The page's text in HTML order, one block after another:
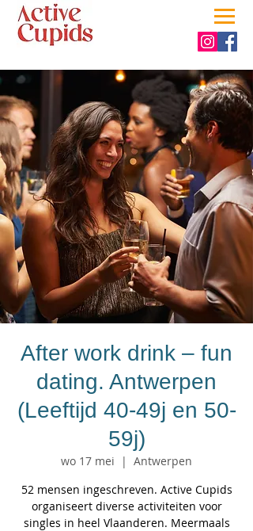
After work drink – fun
dating. Antwerpen
(Leeftijd 40-49j en 50-
59j)
wo 17 mei
  |
Antwerpen
52 mensen ingeschreven. Active Cupids
organiseert diverse activiteiten voor
singles in heel Vlaanderen. Meermaals